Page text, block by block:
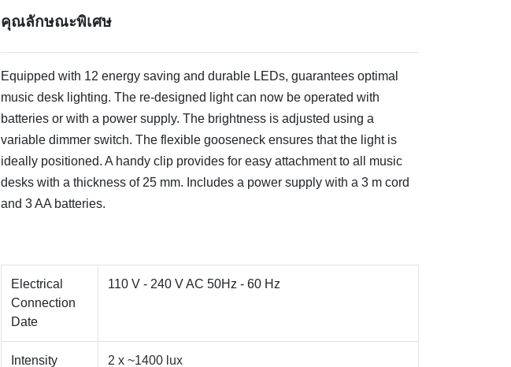
คุณลักษณะพิเศษ
Equipped with 12 energy saving and durable LEDs, guarantees optimal
music desk lighting. The re-designed light can now be operated with
batteries or with a power supply. The brightness is adjusted using a
variable dimmer switch. The flexible gooseneck ensures that the light is
ideally positioned. A handy clip provides for easy attachment to all music
desks with a thickness of 25 mm. Includes a power supply with a 3 m cord
and 3 AA batteries.
Electrical
Connection
Date
110 V - 240 V AC 50Hz - 60 Hz
Intensity 2 x ~1400 lux